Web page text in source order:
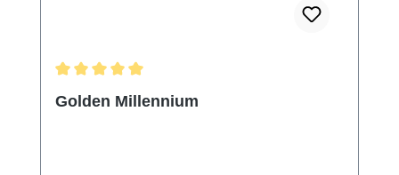
Golden Millennium